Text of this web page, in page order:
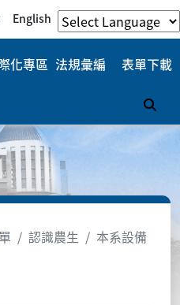
English
化專區 法規彙編 表單下載
認識農生 本系設備